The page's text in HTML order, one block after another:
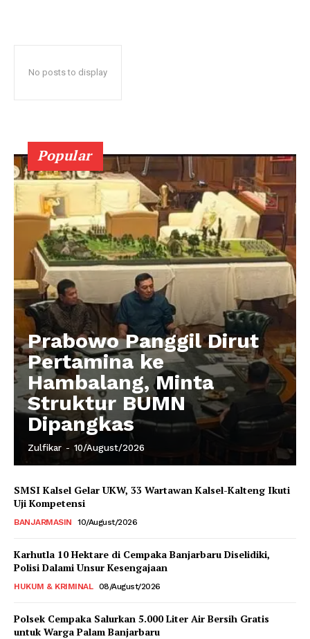
No posts to display
Popular
Prabowo Panggil Dirut
Pertamina ke
Hambalang, Minta
Struktur BUMN
Dipangkas
Zulfikar - 10/August/2026
SMSI Kalsel Gelar UKW, 33 Wartawan Kalsel-Kalteng Ikuti
Uji Kompetensi
BANJARMASIN 10/August/2026
Karhutla 10 Hektare di Cempaka Banjarbaru Diselidiki,
Polisi Dalami Unsur Kesengajaan
HUKUM & KRIMINAL 08/August/2026
Polsek Cempaka Salurkan 5.000 Liter Air Bersih Gratis
untuk Warga Palam Banjarbaru